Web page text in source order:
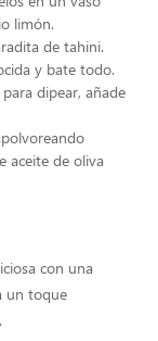
limón.
de tahini.
y bate todo.
dipear, añade
aceite de oliva
con una
un toque